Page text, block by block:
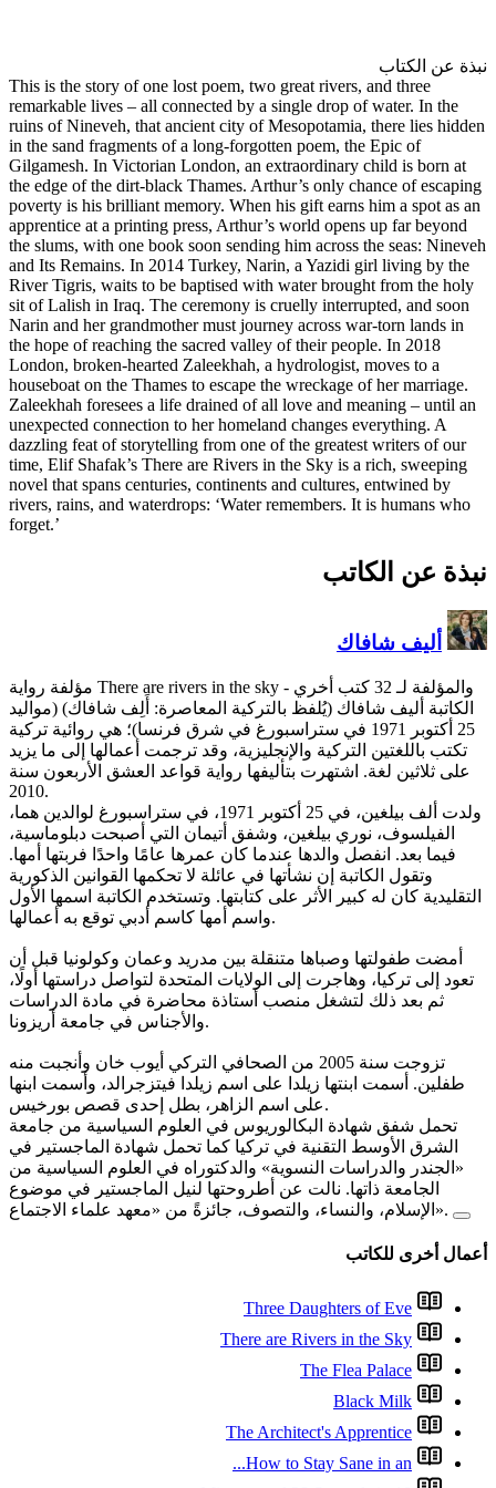
This is the story of one lost
remarkable lives – all
ruins of Nineveh, that ancient
in the sand fragments of a
Gilgamesh. In Victorian
the edge of the dirt-black
poverty is his brilliant
apprentice at a printing press,
the slums, with one book soon
and Its Remains. In 2014
River Tigris, waits to be
sit of Lalish in Iraq. The
Narin and her grandmother
the hope of reaching the
London, broken-hearted
houseboat on the Thames to
Zaleekhah foresees a life
unexpected connection to her
dazzling feat of storytelling
time, Elif Shafak’s There are
novel that spans centuries,
rivers, rains, and waterdrops:
المعاصرة: أَلِف شافاك) (مواليد
في شرق فرنسا)؛ هي روائية تركية
وقد ترجمت أعمالها إلى ما يزيد
قواعد العشق الأربعون سنة
ولدت ألف بيلغين، في 25 أكتوبر 1971، في ستراسبورغ لوالدين هما،
التي أصبحت دبلوماسية،
عامًا واحدًا فربتها أمها.
لا تحكمها القوانين الذكورية
وتستخدم الكاتبة اسمها الأول
وعمان وكولونيا قبل أن
المتحدة لتواصل دراستها أولًا،
محاضرة في مادة الدراسات
الصحافي التركي أيوب خان وأنجبت منه
فيتزجرالد، وأسمت ابنها
العلوم السياسية من جامعة
تحمل شهادة الماجستير في
في العلوم السياسية من
لنيل الماجستير في موضوع